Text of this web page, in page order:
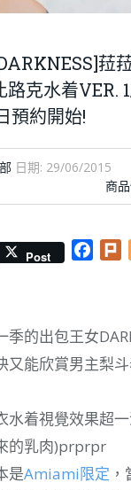
菈
路克水着VER.
預約開始!
日期: 29/06/2015
商
Post
的出包王女
又能欣賞男主梨
水着視覺效果超
的乳肉)prprpr
是Amiami限定